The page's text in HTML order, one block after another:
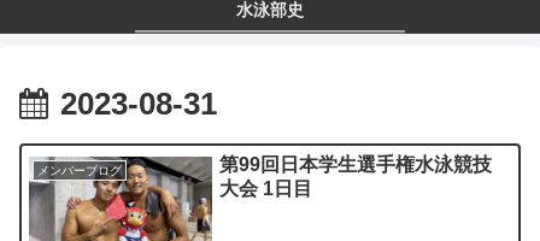
水泳部史
2023-08-31
メンバーブログ
第99回日本学生選手権水泳競技
大会 1日目